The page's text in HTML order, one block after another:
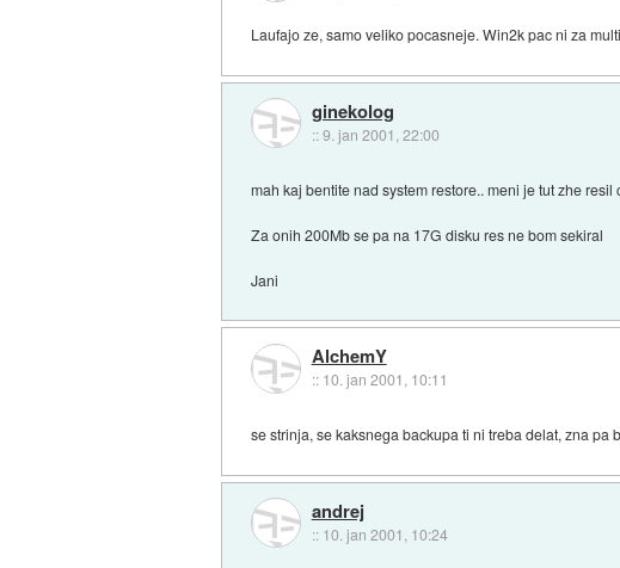
Laufajo ze, samo veliko pocasneje. Win2k pac ni za
ginekolog
::9. jan 2001, 22:00
mah kaj bentite nad system restore.. meni je tut zhe
Za onih 200Mb se pa na 17G disku res ne bom sekiral
Jani
AlchemY
:: 10. jan 2001, 10:11
se strinja, se kaksnega backupa ti ni treba delat, zna pa
andrej
:: 10. jan 2001, 10:24